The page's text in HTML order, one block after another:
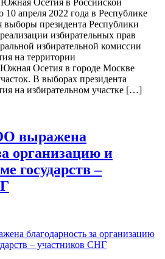
апреля 2022 года в Республике
президента Республики
избирательных прав
избирательной комиссии
на территории
Осетия в городе Москве
В выборах президента
на избирательном участке […]
выражена
организацию и
государств –